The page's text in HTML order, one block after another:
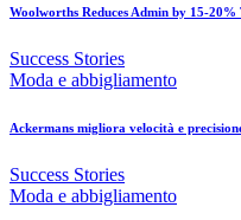
Woolworths Reduces Admin by 15-
Success Stories
Moda e abbigliamento
Ackermans migliora velocità e
Success Stories
Moda e abbigliamento